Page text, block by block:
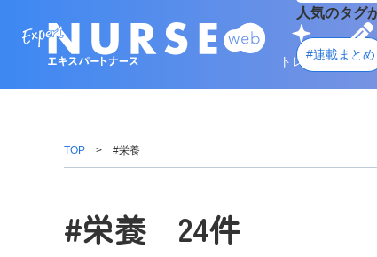
人気のタグ
#連載まとめ
トレンド
学ぶ
TOP #栄養
#栄養 24件